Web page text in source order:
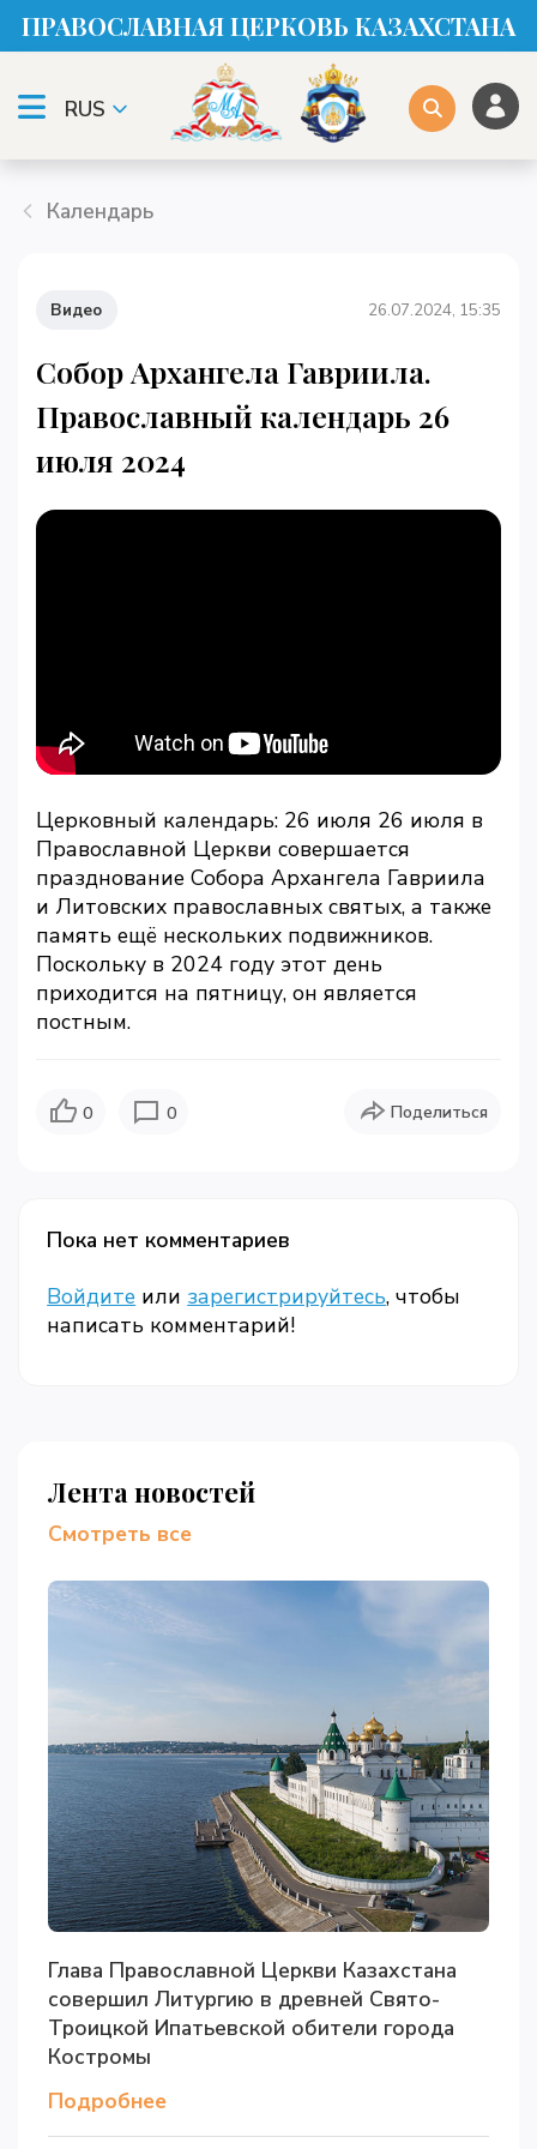
ПРАВОСЛАВНАЯ ЦЕРКОВЬ КАЗАХСТАНА
RUS
Календарь
Видео 26.07.2024, 15:35
Собор Архангела Гавриила.
Православный календарь 26
июля 2024
Церковный календарь: 26 июля 26 июля в
Православной Церкви совершается
празднование Собора Архангела Гавриила
и Литовских православных святых, а также
память ещё нескольких подвижников.
Поскольку в 2024 году этот день
приходится на пятницу, он является
постным.
0 0 Поделиться
Пока нет комментариев
Войдите или зарегистрируйтесь, чтобы
написать комментарий!
Лента новостей
Смотреть все
Глава Православной Церкви Казахстана
совершил Литургию в древней Свято-
Троицкой Ипатьевской обители города
Костромы
Подробнее